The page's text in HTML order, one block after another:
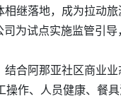
继落地，成为拉动
为试点实施监管引
合阿那亚社区商业
作、人员健康、餐